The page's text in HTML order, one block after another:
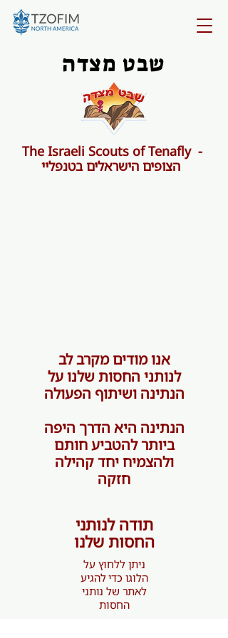
שבטמצדה
The Israeli Scouts of Tenafly -
הצופים הישראלים בטנפליי
אנו מודים מקרב לב
לנותני החסות שלנו על
הנתינה ושיתוף הפעולה
הנתינה היא הדרך היפה
ביותר להטביע חותם
ולהצמיח יחד קהילה
חזקה
תודה לנותני
החסות שלנו
ניתן ללחוץ על
הלוגו כדי להגיע
לאתר של נותני
החסות